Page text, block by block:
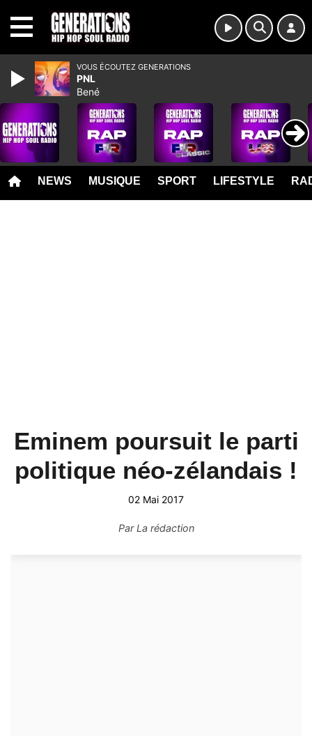
NEWS MUSIQUE SPORT LIFESTYLE
Eminem poursuit le parti
politique néo-zélandais !
02 Mai 2017
ParLa rédaction
VOUS ÉCOUTEZ GENERATIONS
PNL
Bené